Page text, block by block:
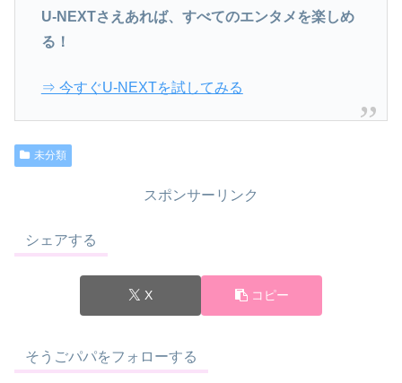
U-NEXTさえあれば、すべてのエンタメを楽しめ
る！
⇒ 今すぐU-NEXTを試してみる
未分類
スポンサーリンク
シェアする
X コピー
そうごパパをフォローする